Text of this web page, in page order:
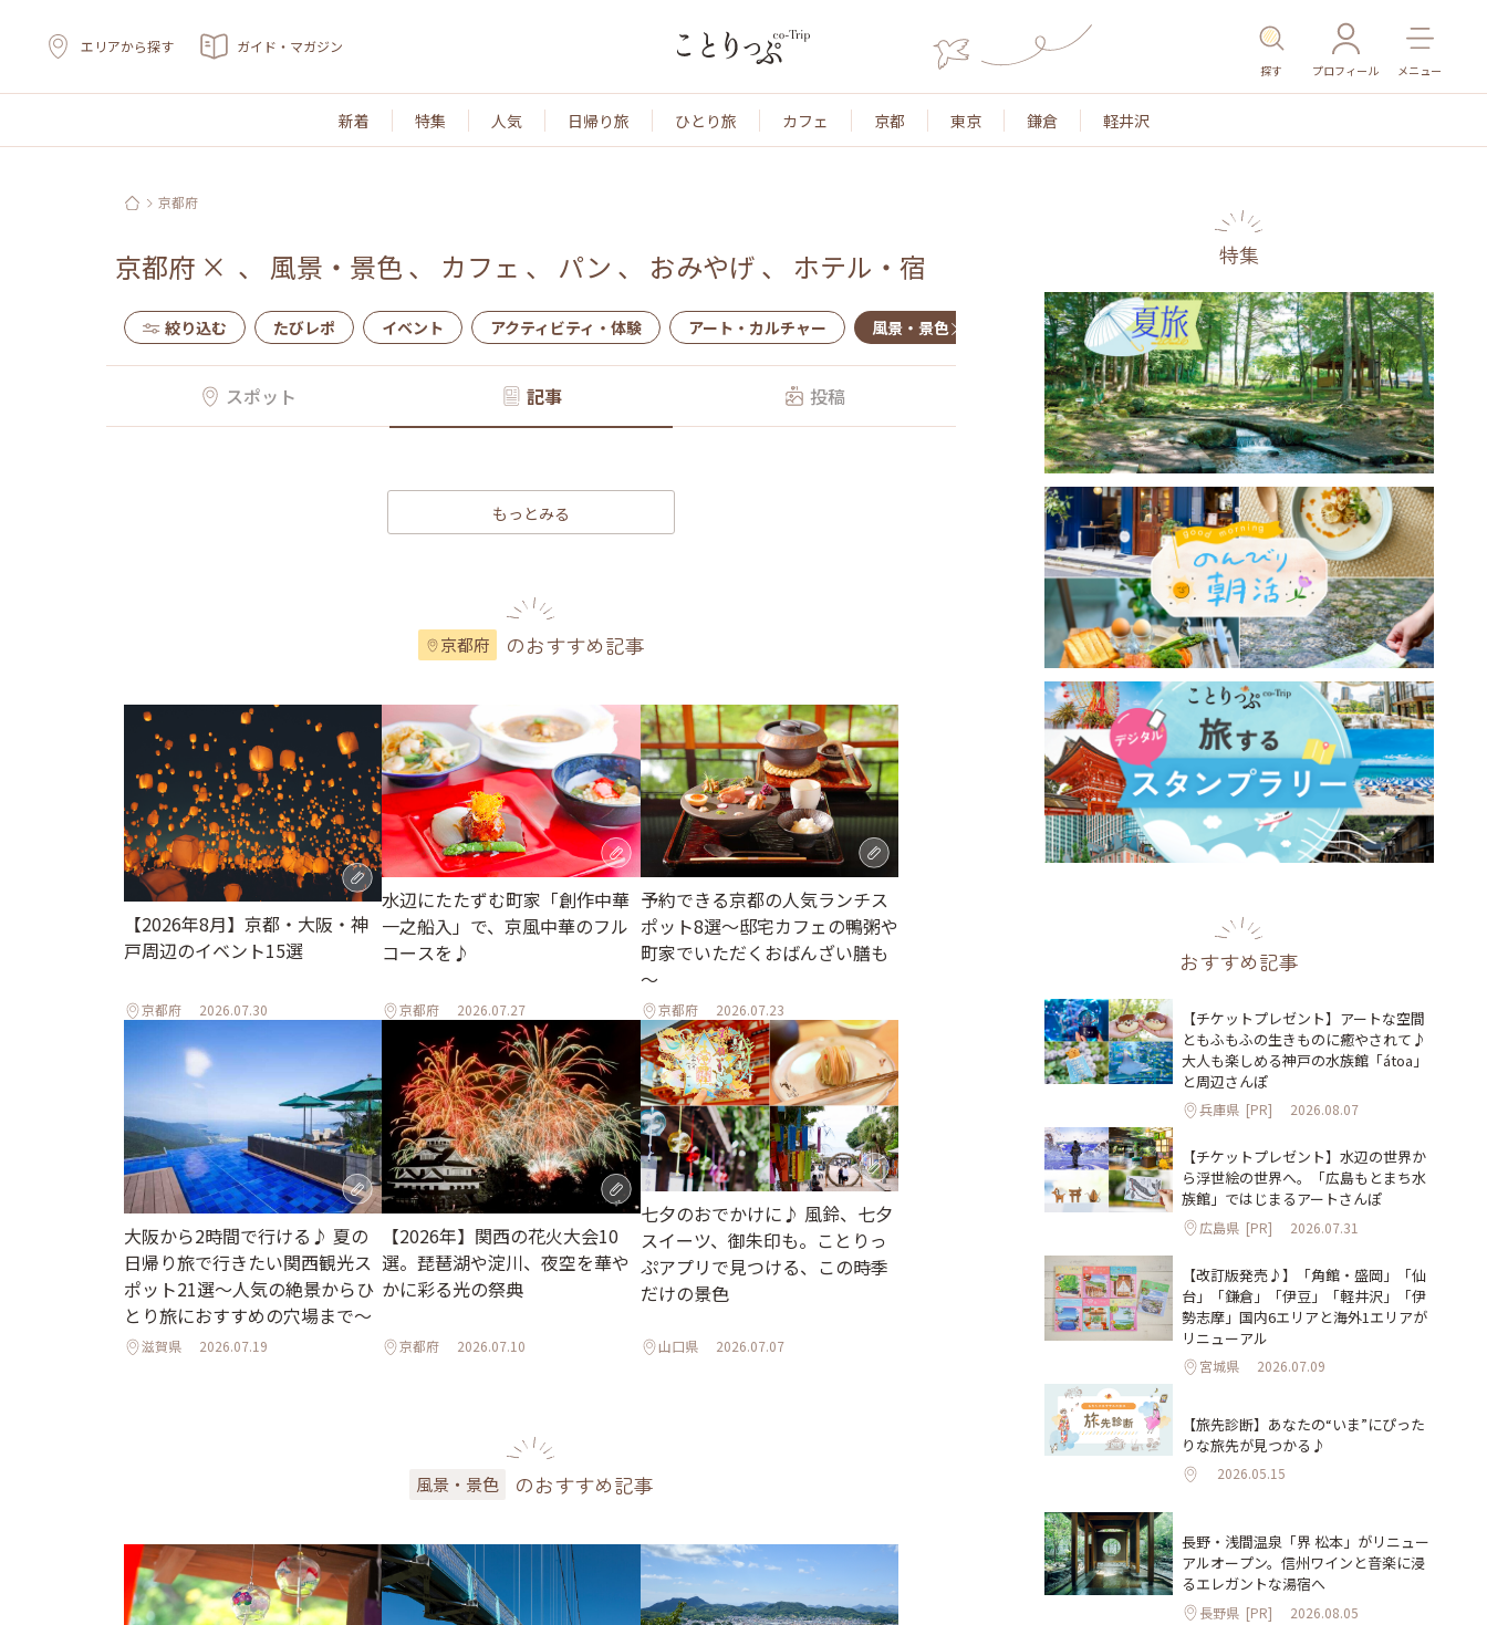
エリアから探す ガイド・マガジン
探す プロフィール メニュー
新着 特集 人気 日帰り旅 ひとり旅 カフェ 京都 東京 鎌倉 軽井沢
京都府
京都府 × 、 風景・景色 、 カフェ 、 パン 、 おみやげ 、 ホテル・宿
絞り込む たびレポ イベント アクティビティ・体験 アート・カルチャー 風景・景色 名所・旧跡 温泉・スパ その他施設 ごはん
スポット 記事 投稿
もっとみる
京都府 のおすすめ記事
【2026年8月】京都・大阪・神
戸周辺のイベント15選
京都府 2026.07.30
水辺にたたずむ町家「創作中華
一之船入」で、京風中華のフル
コースを♪
京都府 2026.07.27
予約できる京都の人気ランチス
ポット8選～邸宅カフェの鴨粥や
町家でいただくおばんざい膳も
～
京都府 2026.07.23
大阪から2時間で行ける♪ 夏の
日帰り旅で行きたい関西観光ス
ポット21選～人気の絶景からひ
とり旅におすすめの穴場まで～
滋賀県 2026.07.19
【2026年】関西の花火大会10
選。琵琶湖や淀川、夜空を華や
かに彩る光の祭典
京都府 2026.07.10
七夕のおでかけに♪ 風鈴、七夕
スイーツ、御朱印も。ことりっ
ぷアプリで見つける、この時季
だけの景色
山口県 2026.07.07
風景・景色 のおすすめ記事
特集
おすすめ記事
【チケットプレゼント】アートな空間
ともふもふの生きものに癒やされて♪
大人も楽しめる神戸の水族館「átoa」
と周辺さんぽ
兵庫県 [PR] 2026.08.07
【チケットプレゼント】水辺の世界か
ら浮世絵の世界へ。「広島もとまち水
族館」ではじまるアートさんぽ
広島県 [PR] 2026.07.31
【改訂版発売♪】「角館・盛岡」「仙
台」「鎌倉」「伊豆」「軽井沢」「伊
勢志摩」国内6エリアと海外1エリアが
リニューアル
宮城県 2026.07.09
【旅先診断】あなたの“いま”にぴった
りな旅先が見つかる♪
2026.05.15
長野・浅間温泉「界 松本」がリニュー
アルオープン。信州ワインと音楽に浸
るエレガントな湯宿へ
長野県 [PR] 2026.08.05